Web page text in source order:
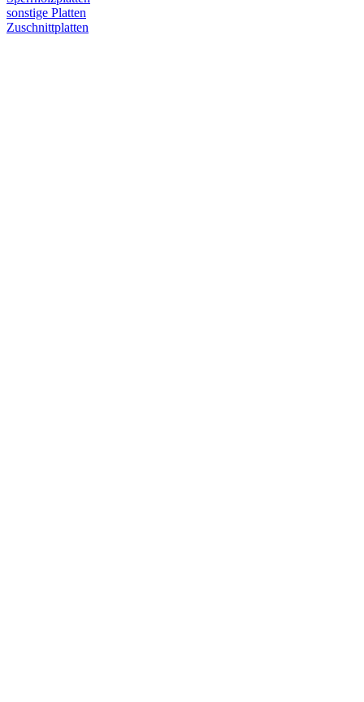
sonstige Platten
Zuschnittplatten